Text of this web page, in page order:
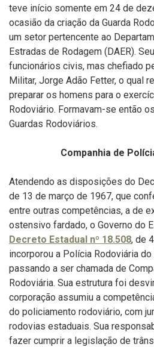
teve início somente em 24 de
ocasião da criação da Guarda
um setor pertencente ao
Estradas de Rodagem (DAER).
funcionários civis, mas chefiado
Militar, Jorge Adão Fetter, o qual
preparar os homens para o
Rodoviário. Formavam-se então
Guardas Rodoviários.
Companhia de
Atendendo as disposições do
de 13 de março de 1967, que
entre outras competências, a de
ostensivo fardado, o Governo do
Decreto Estadual nº 18.508, de
incorporou a Polícia Rodoviária do
passando a ser chamada de
Rodoviária. Sua estrutura foi
corporação assumiu a
do policiamento rodoviário, com
rodovias estaduais. Sua
fazer cumprir a legislação de